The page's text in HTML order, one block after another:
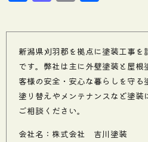
新潟県刈羽郡を拠点に塗装工事
です。弊社は主に外壁塗装と屋
客様の安全・安心な暮らしを守る
塗り替えやメンテナンスなど塗装
ご相談ください。
会社名：株式会社 吉川塗装